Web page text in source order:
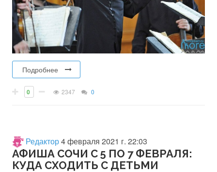
Подробнее
0 2347 0
Редактор4 февраля 2021 г. 22:03
АФИША СОЧИ С 5 ПО 7 ФЕВРАЛЯ:
КУДА СХОДИТЬ С ДЕТЬМИ